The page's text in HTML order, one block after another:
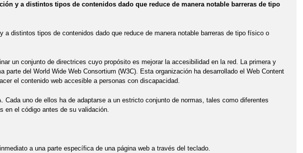
y a distintos tipos de contenidos dado que reduce de manera notable barreras de tipo
distintos tipos de contenidos dado que reduce de manera notable barreras de tipo físico o
un conjunto de directrices cuyo propósito es mejorar la accesibilidad en la red. La primera y
del World Wide Web Consortium (W3C). Esta organización ha desarrollado el Web Content
el contenido web accesible a personas con discapacidad.
uno de ellos ha de adaptarse a un estricto conjunto de normas, tales como diferentes
en el código antes de su validación.
a una parte específica de una página web a través del teclado.